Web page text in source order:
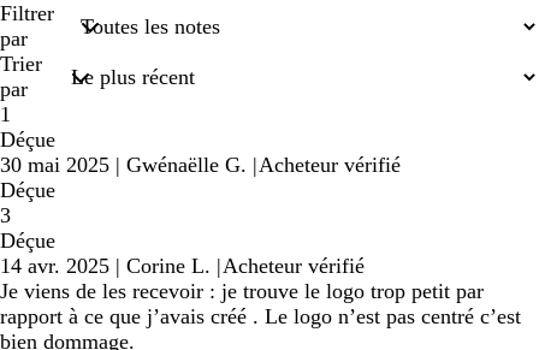
recherches
saisies
Filtrer
par
Trier
par
1
Déçue
30 mai 2025 | Gwénaëlle G. |Acheteur vérifié
Déçue
3
Déçue
14 avr. 2025 | Corine L. |Acheteur vérifié
Je viens de les recevoir : je trouve le logo trop petit par
rapport à ce que j’avais créé . Le logo n’est pas centré c’est
bien dommage.